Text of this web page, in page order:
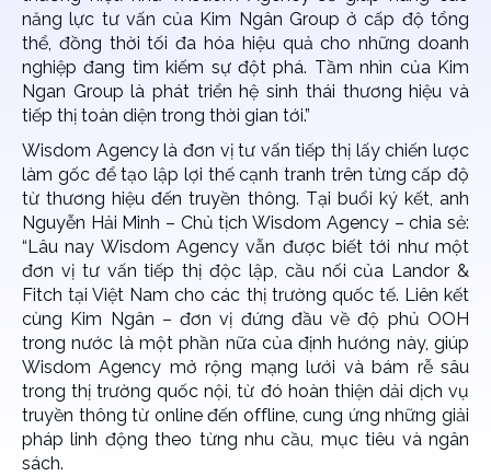
năng lực tư vấn của Kim Ngân Group ở cấp độ tổng
thể, đồng thời tối đa hóa hiệu quả cho những doanh
nghiệp đang tìm kiếm sự đột phá. Tầm nhìn của Kim
Ngan Group là phát triển hệ sinh thái thương hiệu và
tiếp thị toàn diện trong thời gian tới.”
Wisdom Agency là đơn vị tư vấn tiếp thị lấy chiến lược
làm gốc để tạo lập lợi thế cạnh tranh trên từng cấp độ
từ thương hiệu đến truyền thông. Tại buổi ký kết, anh
Nguyễn Hải Minh – Chủ tịch Wisdom Agency – chia sẻ:
“Lâu nay Wisdom Agency vẫn được biết tới như một
đơn vị tư vấn tiếp thị độc lập, cầu nối của Landor &
Fitch tại Việt Nam cho các thị trường quốc tế. Liên kết
cùng Kim Ngân – đơn vị đứng đầu về độ phủ OOH
trong nước là một phần nữa của định hướng này, giúp
Wisdom Agency mở rộng mạng lưới và bám rễ sâu
trong thị trường quốc nội, từ đó hoàn thiện dải dịch vụ
truyền thông từ online đến offline, cung ứng những giải
pháp linh động theo từng nhu cầu, mục tiêu và ngân
sách.